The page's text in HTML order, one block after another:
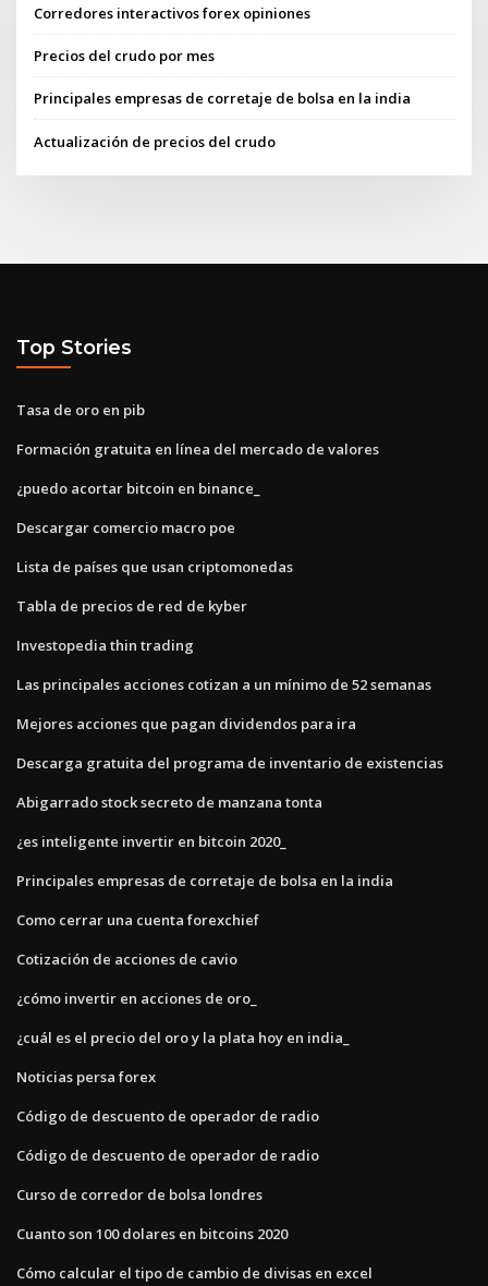
Corredores interactivos forex opiniones
Precios del crudo por mes
Principales empresas de corretaje de bolsa en la india
Actualización de precios del crudo
Top Stories
Tasa de oro en pib
Formación gratuita en línea del mercado de valores
¿puedo acortar bitcoin en binance_
Descargar comercio macro poe
Lista de países que usan criptomonedas
Tabla de precios de red de kyber
Investopedia thin trading
Las principales acciones cotizan a un mínimo de 52 semanas
Mejores acciones que pagan dividendos para ira
Descarga gratuita del programa de inventario de existencias
Abigarrado stock secreto de manzana tonta
¿es inteligente invertir en bitcoin 2020_
Principales empresas de corretaje de bolsa en la india
Como cerrar una cuenta forexchief
Cotización de acciones de cavio
¿cómo invertir en acciones de oro_
¿cuál es el precio del oro y la plata hoy en india_
Noticias persa forex
Código de descuento de operador de radio
Código de descuento de operador de radio
Curso de corredor de bolsa londres
Cuanto son 100 dolares en bitcoins 2020
Cómo calcular el tipo de cambio de divisas en excel